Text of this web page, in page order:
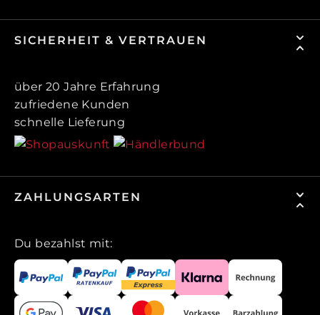
SICHERHEIT & VERTRAUEN
über 20 Jahre Erfahrung
zufriedene Kunden
schnelle Lieferung
ZAHLUNGSARTEN
Du bezahlst mit: